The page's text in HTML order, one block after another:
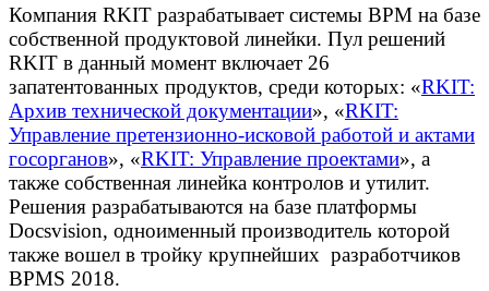
Компания RKIT разрабатывает системы BPM на базе
собственной продуктовой линейки. Пул решений
RKIT в данный момент включает 26
запатентованных продуктов, среди которых: «RKIT:
Архив технической документации», «RKIT:
Управление претензионно-исковой работой и актами
госорганов», «RKIT: Управление проектами», а
также собственная линейка контролов и утилит.
Решения разрабатываются на базе платформы
Docsvision, одноименный производитель которой
также вошел в тройку крупнейших разработчиков
BPMS 2018.